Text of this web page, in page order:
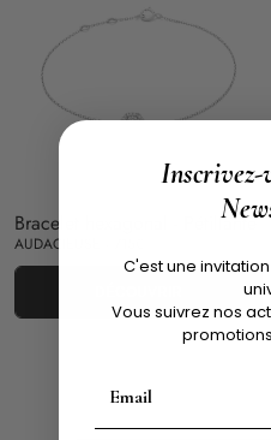
Bracelet hexagonal - Pétillante
AUDACIEUSE - 715€
Inscrivez-
C'est une
Vous suivrez nos